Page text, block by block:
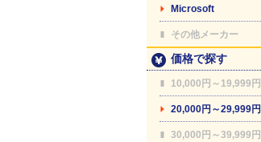
Microsoft
その他メーカー
価格で探す
10,000円～19,999円
20,000円～29,999円
30,000円～39,999円